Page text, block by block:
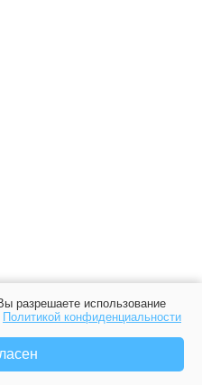
разрешаете использование
Политикой конфиденциальности